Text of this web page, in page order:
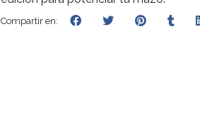
Compartir en: